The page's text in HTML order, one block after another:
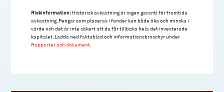
Riskinformation: Historisk avkastning är ingen garanti för framtida
avkastning. Pengar som placeras i fonder kan både öka och minska i
värde och det är inte säkert att du får tillbaka hela det investerade
kapitalet. Ladda ned faktablad och informationsbroschyr under
Rapporter och dokument